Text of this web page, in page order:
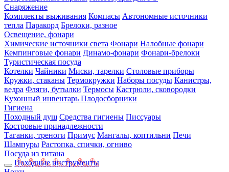
Снаряжение
Комплекты выживания Компасы Автономные источники
тепла Паракорд Брелоки, разное
Освещение, фонари
Химические источники света Фонари Налобные фонари
Кемпинговые фонари Динамо-фонари Фонари-брелоки
Туристическая посуда
Котелки Чайники Миски, тарелки Столовые приборы
Кружки, стаканы Термокружки Наборы посуды Канистры,
ведра Фляги, бутылки Термосы Кастрюли, сковородки
Кухонный инвентарь Плодосборники
Гигиена
Походный душ Средства гигиены Писсуары
Костровые принадлежности
Таганки, треноги Примус Мангалы, коптильни Печи
Шампуры Растопка, спички, огниво
Посуда из титана
Походные инструменты